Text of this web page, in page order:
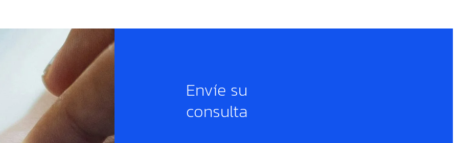
Envíe su
consulta